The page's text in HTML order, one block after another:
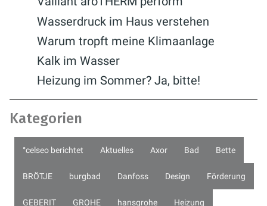
Wasserdruck im Haus verstehen
Warum tropft meine Klimaanlage
Kalk im Wasser
Heizung im Sommer? Ja, bitte!
Kategorien
°celseo berichtet Aktuelles Axor Bad Bette
BRÖTJE burgbad Danfoss Design Förderung
GEBERIT GROHE hansgrohe Heizung